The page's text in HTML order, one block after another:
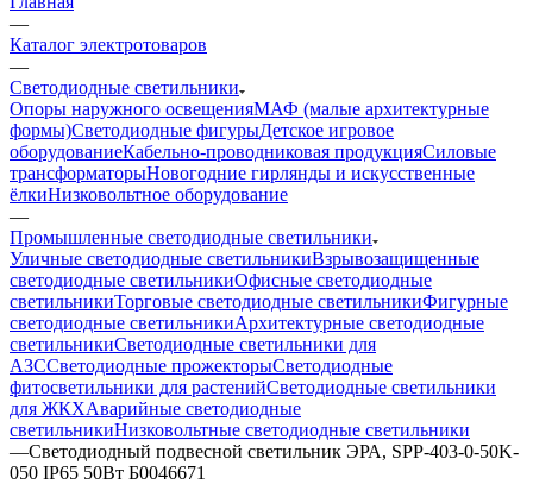
—
Каталог электротоваров
—
Светодиодные светильники
Опоры наружного освещенияМАФ (малые архитектурные
формы)Светодиодные фигурыДетское игровое
оборудованиеКабельно-проводниковая продукцияСиловые
трансформаторыНовогодние гирлянды и искусственные
ёлкиНизковольтное оборудование
—
Промышленные светодиодные светильники
Уличные светодиодные светильникиВзрывозащищенные
светодиодные светильникиОфисные светодиодные
светильникиТорговые светодиодные светильникиФигурные
светодиодные светильникиАрхитектурные светодиодные
светильникиСветодиодные светильники для
АЗССветодиодные прожекторыСветодиодные
фитосветильники для растенийСветодиодные светильники
для ЖКХАварийные светодиодные
светильникиНизковольтные светодиодные светильники
—Светодиодный подвесной светильник ЭРА, SPP-403-0-50K-
050 IP65 50Вт Б0046671